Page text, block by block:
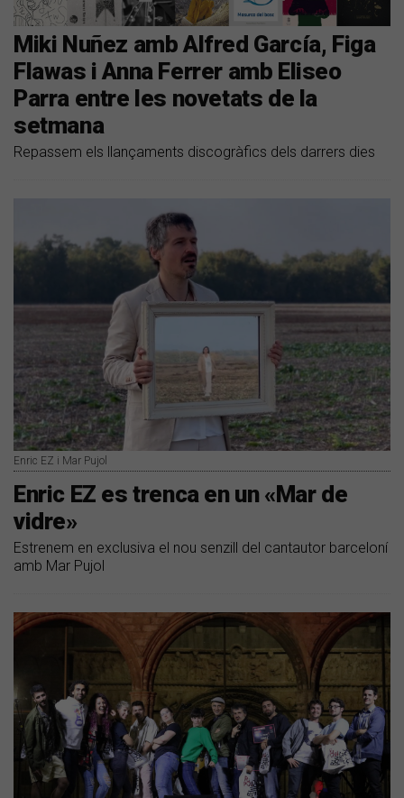
Miki Nuñez amb Alfred García, Figa
Flawas i Anna Ferrer amb Eliseo
Parra entre les novetats de la
setmana
Repassem els llançaments discogràfics dels darrers dies
Enric EZ i Mar Pujol
Enric EZ es trenca en un «Mar de
vidre»
Estrenem en exclusiva el nou senzill del cantautor barceloní
amb Mar Pujol